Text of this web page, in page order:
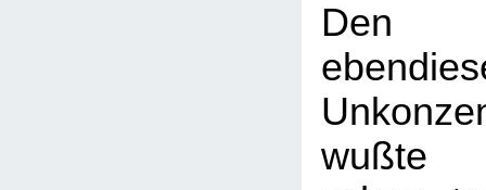
Den
wußte